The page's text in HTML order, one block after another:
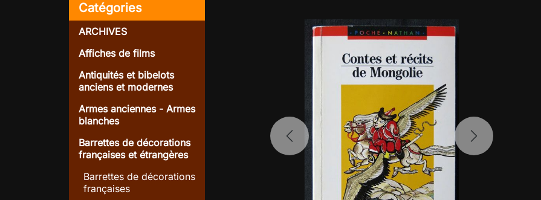
Catégories
ARCHIVES
Affiches de films
Antiquités et bibelots
anciens et modernes
Armes anciennes - Armes
blanches
Barrettes de décorations
françaises et étrangères
Barrettes de décorations
françaises
Previous Next